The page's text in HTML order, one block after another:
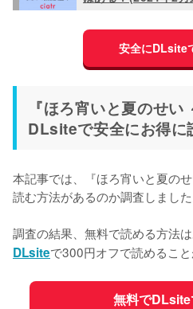
安全にDLsite
『ほろ宵いと夏のせ
DLsiteで安全にお得に
本記事では、『ほろ宵いと夏の
読む方法があるのか調査しました
調査の結果、無料で読める方法は
DLsiteで300円オフで読めること
無料で